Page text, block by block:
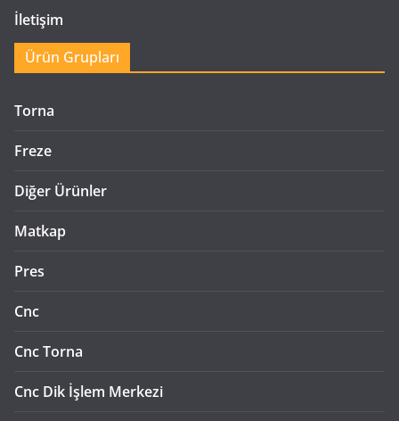
İletişim
Ürün Grupları
Torna
Freze
Diğer Ürünler
Matkap
Pres
Cnc
Cnc Torna
Cnc Dik İşlem Merkezi